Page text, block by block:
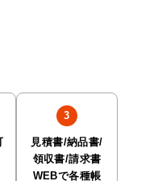
見積書/納品書/
領収書/請求書
WEBで各種帳